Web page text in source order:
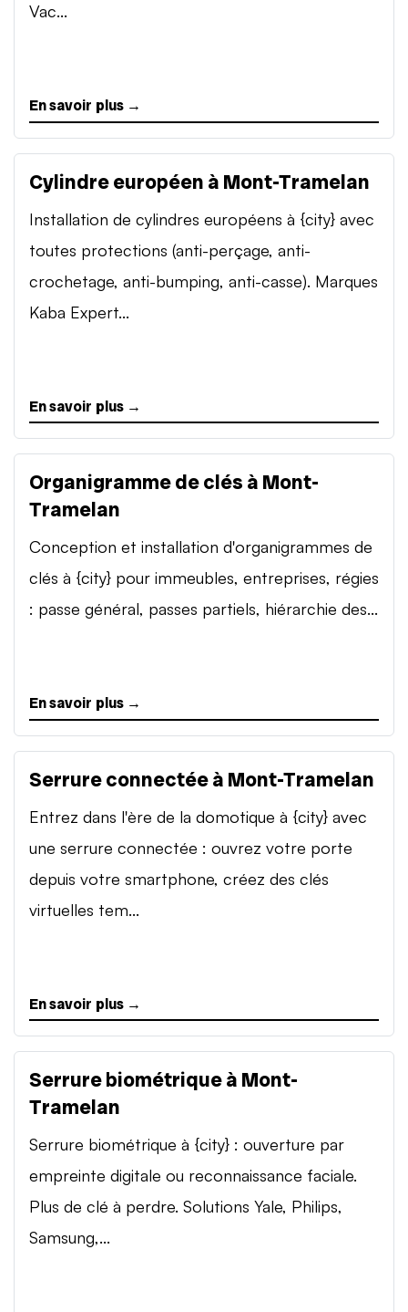
Vac...
En savoir plus →
Cylindre européen à Mont-Tramelan
Installation de cylindres européens à {city} avec
toutes protections (anti-perçage, anti-
crochetage, anti-bumping, anti-casse). Marques
Kaba Expert...
En savoir plus →
Organigramme de clés à Mont-
Tramelan
Conception et installation d'organigrammes de
clés à {city} pour immeubles, entreprises, régies
: passe général, passes partiels, hiérarchie des...
En savoir plus →
Serrure connectée à Mont-Tramelan
Entrez dans l'ère de la domotique à {city} avec
une serrure connectée : ouvrez votre porte
depuis votre smartphone, créez des clés
virtuelles tem...
En savoir plus →
Serrure biométrique à Mont-
Tramelan
Serrure biométrique à {city} : ouverture par
empreinte digitale ou reconnaissance faciale.
Plus de clé à perdre. Solutions Yale, Philips,
Samsung,...